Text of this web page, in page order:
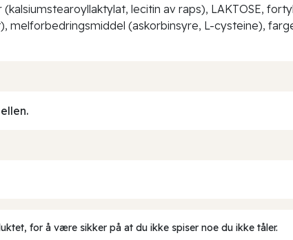
lecitin av raps), LAKTOSE,
melforbedringsmiddel (askorbinsyre, L-cysteine),
for å være sikker på at du ikke spiser noe du ikke tåler.